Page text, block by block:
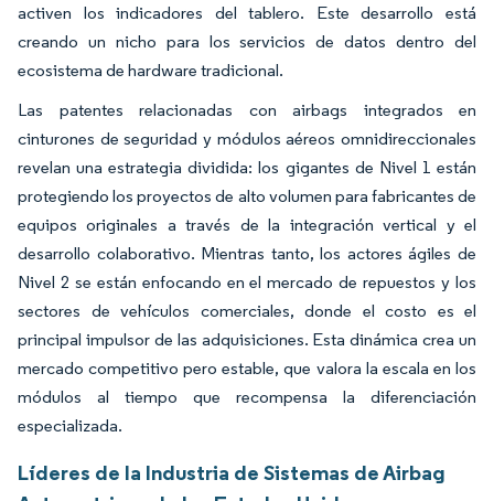
activen los indicadores del tablero. Este desarrollo está
creando un nicho para los servicios de datos dentro del
ecosistema de hardware tradicional.
Las patentes relacionadas con airbags integrados en
cinturones de seguridad y módulos aéreos omnidireccionales
revelan una estrategia dividida: los gigantes de Nivel 1 están
protegiendo los proyectos de alto volumen para fabricantes de
equipos originales a través de la integración vertical y el
desarrollo colaborativo. Mientras tanto, los actores ágiles de
Nivel 2 se están enfocando en el mercado de repuestos y los
sectores de vehículos comerciales, donde el costo es el
principal impulsor de las adquisiciones. Esta dinámica crea un
mercado competitivo pero estable, que valora la escala en los
módulos al tiempo que recompensa la diferenciación
especializada.
Líderes de la Industria de Sistemas de Airbag